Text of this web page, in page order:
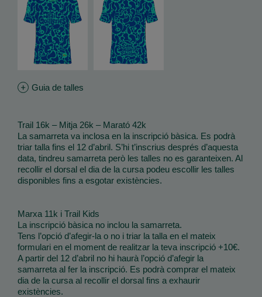
Guia de talles
Trail 16k – Mitja 26k – Marató 42k
La samarreta va inclosa en la inscripció bàsica. Es podrà
triar talla fins el 12 d’abril. S’hi t’inscrius després d’aquesta
data, tindreu samarreta però les talles no es garanteixen. Al
recollir el dorsal el dia de la cursa podeu escollir les talles
disponibles fins a esgotar existències.
Marxa 11k i Trail Kids
La inscripció bàsica no inclou la samarreta.
Tens l’opció d’afegir-la o no i triar la talla en el mateix
formulari en el moment de realitzar la teva inscripció +10€.
A partir del 12 d’abril no hi haurà l’opció d’afegir la
samarreta al fer la inscripció. Es podrà comprar el mateix
dia de la cursa al recollir el dorsal fins a exhaurir
existències.